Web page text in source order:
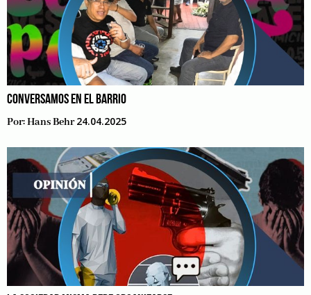
CONVERSAMOS EN EL BARRIO
Por:Hans Behr 24.04.2025